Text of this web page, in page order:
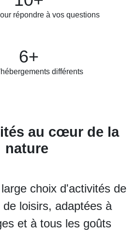
répondre à vos questions
6+
différents
au cœur de la
nature
choix d'activités de
loisirs, adaptées à
et à tous les goûts